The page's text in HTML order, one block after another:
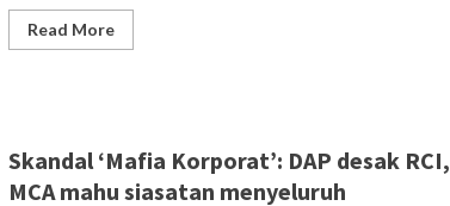
Read More
Skandal ‘Mafia Korporat’: DAP desak RCI,
MCA mahu siasatan menyeluruh